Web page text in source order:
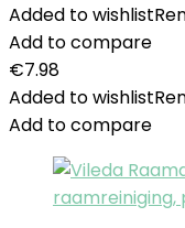
Added to wishlist
Add to compare
€7.98
Added to wishlist
Add to compare